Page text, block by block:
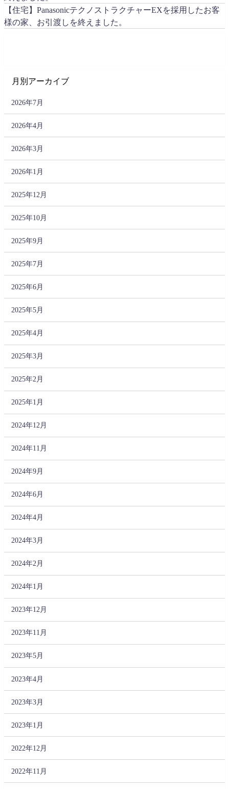
【住宅】PanasonicテクノストラクチャーEXを採用したお客
様の家、お引渡しを終えました。
月別アーカイブ
2026年7月
2026年4月
2026年3月
2026年1月
2025年12月
2025年10月
2025年9月
2025年7月
2025年6月
2025年5月
2025年4月
2025年3月
2025年2月
2025年1月
2024年12月
2024年11月
2024年9月
2024年6月
2024年4月
2024年3月
2024年2月
2024年1月
2023年12月
2023年11月
2023年5月
2023年4月
2023年3月
2023年1月
2022年12月
2022年11月